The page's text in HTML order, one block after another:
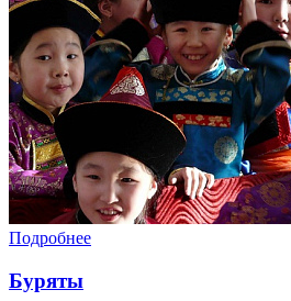
Подробнее
Буряты